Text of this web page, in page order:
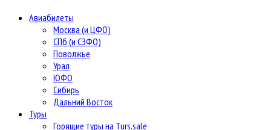
Авиабилеты
Москва (и ЦФО)
СПб (и СЗФО)
Поволжье
Урал
ЮФО
Сибирь
Дальний Восток
Туры
Горящие туры на Turs.sale